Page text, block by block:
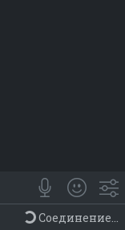
😀 Emoji
Объекты
Соединение...